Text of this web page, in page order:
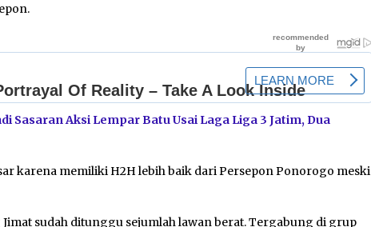
Sasaran Aksi Lempar Batu Usai Laga Liga 3 Jatim, Dua
karena memiliki H2H lebih baik dari Persepon Ponorogo meski
Jimat sudah ditunggu sejumlah lawan berat. Tergabung di grup